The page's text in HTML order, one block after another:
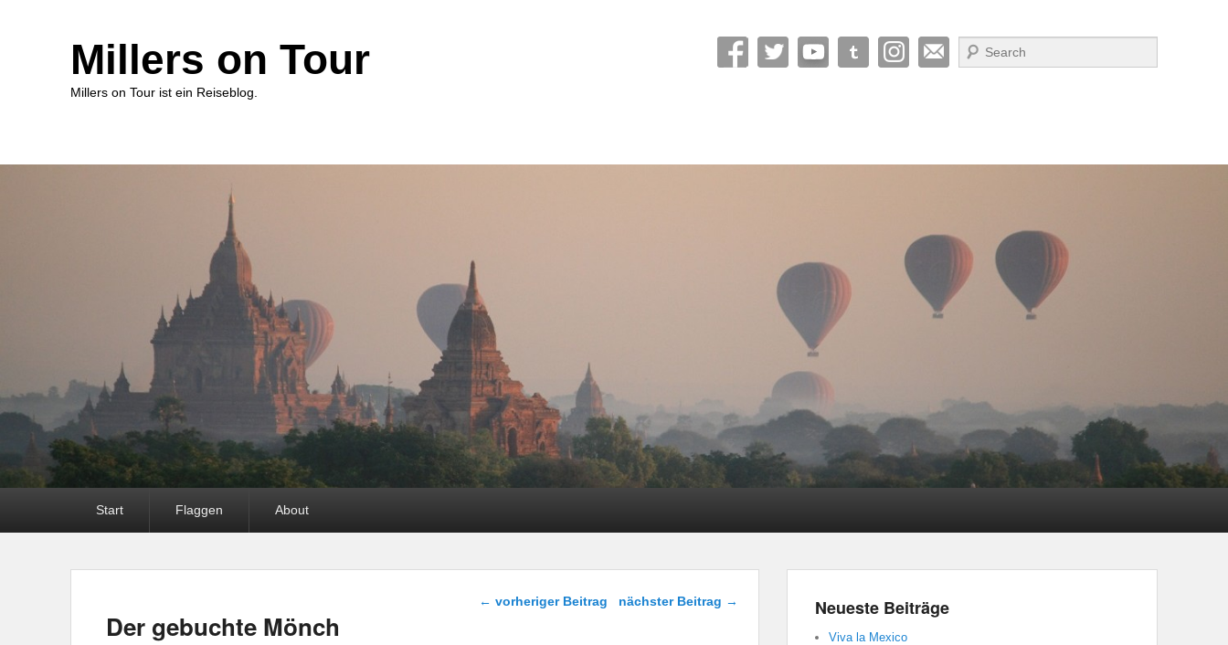
Millers on Tour
Millers on Tour ist ein Reiseblog.
Suche
Start Flaggen About
Beitragsnavigation
← vorheriger Beitrag nächster Beitrag →
Der gebuchte Mönch
Neueste Beiträge
Viva la Mexico